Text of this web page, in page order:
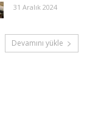
31 Aralık 2024
Devamını yükle